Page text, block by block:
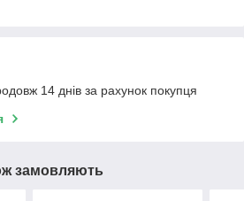
14 днів за рахунок покупця
замовляють